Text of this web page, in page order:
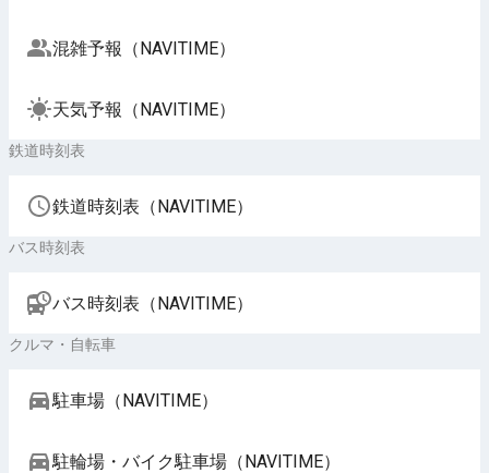
混雑予報（NAVITIME）
天気予報（NAVITIME）
鉄道時刻表
鉄道時刻表（NAVITIME）
バス時刻表
バス時刻表（NAVITIME）
クルマ・自転車
駐車場（NAVITIME）
駐輪場・バイク駐車場（NAVITIME）